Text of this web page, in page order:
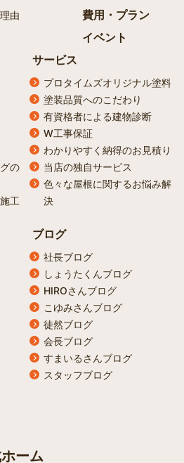
由
費用・プラン
イベント
の
工
サービス
プロタイムズオリジナル塗料
塗装品質へのこだわり
有資格者による建物診断
W工事保証
わかりやすく納得のお見積り
当店の独自サービス
色々な屋根に関するお悩み解
決
ブログ
社長ブログ
しょうたくんブログ
HIROさんブログ
こゆみさんブログ
徒然ブログ
会長ブログ
すまいるさんブログ
スタッフブログ
ーム